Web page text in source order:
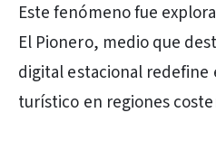
Este fenómeno fue
El Pionero, medio que
digital estacional
turístico en regiones